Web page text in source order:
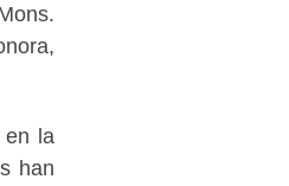
en la
han